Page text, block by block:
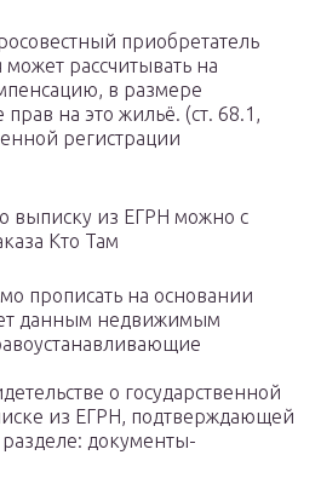
приобретатель
рассчитывать на
в размере
прав на это жильё. (ст. 68.1,
регистрации
выписку из ЕГРН можно с
Кто Там
прописать на основании
данным недвижимым
о государственной
из ЕГРН, подтверждающей
документы-